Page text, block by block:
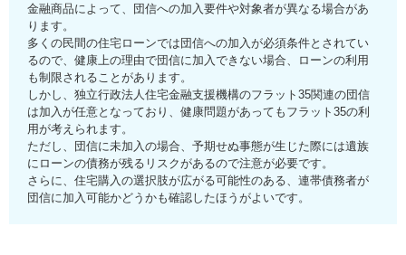
金融商品によって、団信への加入要件や対象者が異なる場合があ
ります。
多くの民間の住宅ローンでは団信への加入が必須条件とされてい
るので、健康上の理由で団信に加入できない場合、ローンの利用
も制限されることがあります。
しかし、独立行政法人住宅金融支援機構のフラット35関連の団信
は加入が任意となっており、健康問題があってもフラット35の利
用が考えられます。
ただし、団信に未加入の場合、予期せぬ事態が生じた際には遺族
にローンの債務が残るリスクがあるので注意が必要です。
さらに、住宅購入の選択肢が広がる可能性のある、連帯債務者が
団信に加入可能かどうかも確認したほうがよいです。